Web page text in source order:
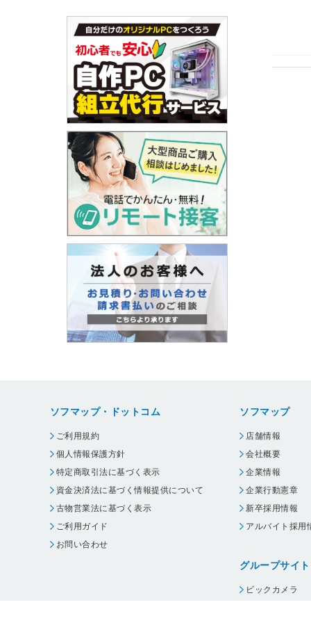
ソフマップ・ドットコム
ご利用規約
個人情報保護方針
特定商取引法に基づく表示
資金決済法に基づく情報提供について
古物営業法に基づく表示
ご利用ガイド
お問い合わせ
ソフマップ
店舗情報
会社概要
企業情報
企業行動憲章
新卒採用情報
アルバイト採用
グループサイト
ビックカメラ